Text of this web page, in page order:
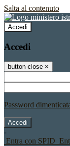
Salta al contenuto
Accedi
Accedi
button close ×
Password
-
Entra con SPID